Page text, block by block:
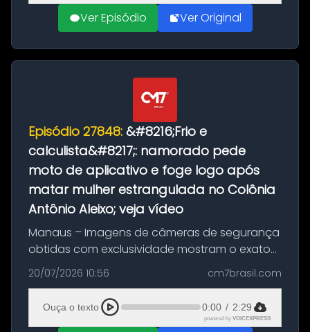
Ver Episódio Ver Original
Episódio 27848: &#8216;Frio e
calculista&#8217;: namorado pede
moto de aplicativo e foge logo após
matar mulher estrangulada no Colônia
Antônio Aleixo; veja vídeo
Manaus – Imagens de câmeras de segurança
obtidas com exclusividade mostram o exato
momento da fuga do principal suspeito da
morte de Larissa Araújo, de 28 anos. O crime
ocorreu na noite deste último d...
20/07/2026 10:56 cm7brasil.com
Ouça o texto 0:00 / 2:29
powered by VOICEXPRESS